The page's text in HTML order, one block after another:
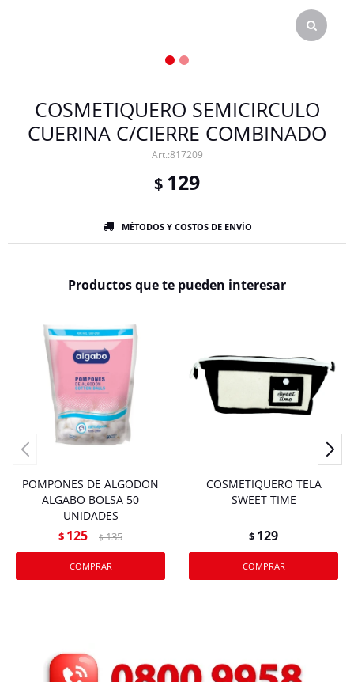
COSMETIQUERO SEMICIRCULO
CUERINA C/CIERRE COMBINADO
817209
$ 129
MÉTODOS Y COSTOS DE ENVÍO
Productos que te pueden interesar
POMPONES DE ALGODON
ALGABO BOLSA 50
UNIDADES
$ 125 $ 135
COSMETIQUERO TELA
SWEET TIME
$ 129